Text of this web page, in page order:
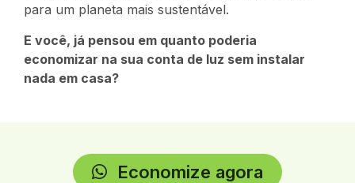
para um planeta mais sustentável.
E você, já pensou em quanto poderia
economizar na sua conta de luz sem instalar
nada em casa?
Economize agora